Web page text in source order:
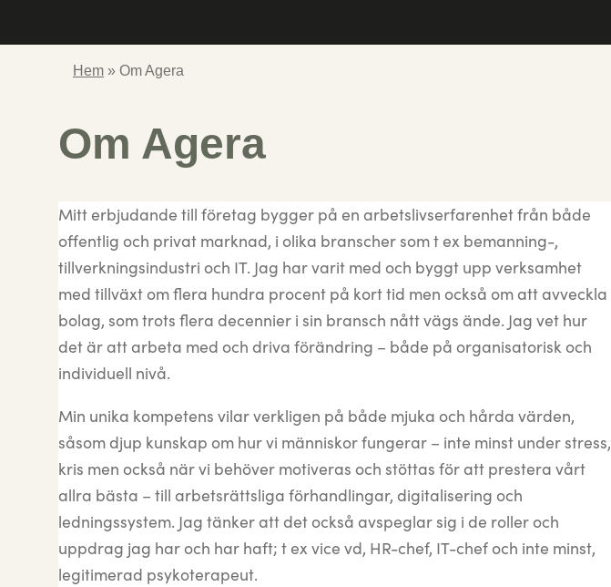
Hem » Om Agera
Om Agera
Mitt erbjudande till företag bygger på en arbetslivserfarenhet från både
offentlig och privat marknad, i olika branscher som t ex bemanning-,
tillverkningsindustri och IT. Jag har varit med och byggt upp verksamhet
med tillväxt om flera hundra procent på kort tid men också om att avveckla
bolag, som trots flera decennier i sin bransch nått vägs ände. Jag vet hur
det är att arbeta med och driva förändring – både på organisatorisk och
individuell nivå.
Min unika kompetens vilar verkligen på både mjuka och hårda värden,
såsom djup kunskap om hur vi människor fungerar – inte minst under stress,
kris men också när vi behöver motiveras och stöttas för att prestera vårt
allra bästa – till arbetsrättsliga förhandlingar, digitalisering och
ledningssystem. Jag tänker att det också avspeglar sig i de roller och
uppdrag jag har och har haft; t ex vice vd, HR-chef, IT-chef och inte minst,
legitimerad psykoterapeut.